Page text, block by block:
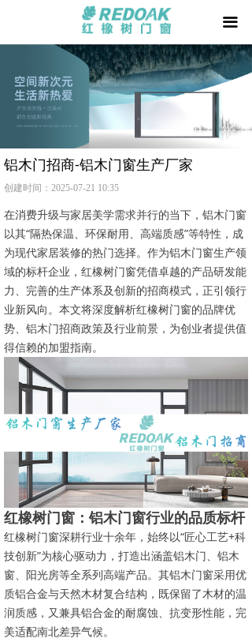
끀
窗 +
阳光房 +
我要加盟
品牌天地
用户家园
相关文章
防伪查询
在消费升级与家居美学需求并行的当下，铝木门窗
以其“隔热保温、环保耐用、高端质感”等特性，成
为现代家居装修的热门选择。作为铝木门窗生产领
域的标杆企业，红橡树门窗凭借卓越的产品研发能
力、完善的生产体系及创新的招商模式，正引领行
业新风向。本文将深度解析红橡树门窗的品牌优
势、铝木门招商政策及行业前景，为创业者提供值
得信赖的加盟指南。
红橡树门窗：铝木门窗行业的品质标杆
红橡树门窗深耕行业十余年，始终以“匠心工艺+科
技创新”为核心驱动力，打造出涵盖铝木门、铝木
窗、阳光房等全系列高端产品。其铝木门窗采用优
质铝合金与天然木材复合结构，既保留了木材的温
润质感，又兼具铝合金的耐腐蚀、抗变形性能，完
美适配南北差异气候。
铝木门招商-铝木门窗生产厂家
创建时间： 2025-07-21 10:35